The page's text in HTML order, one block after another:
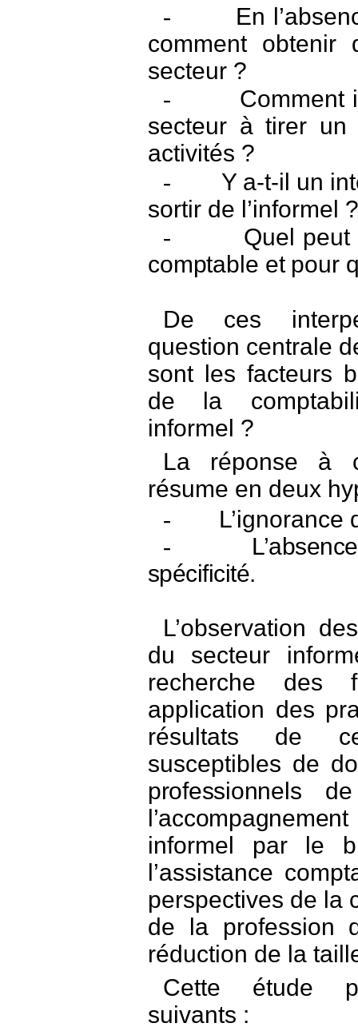
-
En
comment obtenir
secteur ?
-
Comment
secteur à tirer un
activités ?
-
Y a-t-il un
sortir de l’informel ?
-
Quel peut
comptable et pour
De ces
question centrale
sont les facteurs
de la
informel ?
La réponse à
résume en deux
-
-
spécificité.
L’observation
du secteur
recherche des
application des
résultats de
susceptibles de
professionnels
l’accompagnement
informel par le
l’assistance
perspectives de la
de la profession
réduction de la
Cette étude
suivants :